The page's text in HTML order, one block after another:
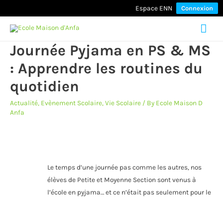
Espace ENN Connexion
Journée Pyjama en PS & MS
: Apprendre les routines du
quotidien
Actualité, Evènement Scolaire, Vie Scolaire / By Ecole Maison D
Anfa
Le temps d’une journée pas comme les autres, nos
élèves de Petite et Moyenne Section sont venus à
l’école en pyjama… et ce n’était pas seulement pour le